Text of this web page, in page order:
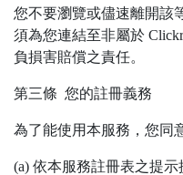
您不要瀏覽或儘速離開該
須為您連結至非屬於
負損害賠償之責任。
第三條 您的註冊義務
為了能使用本服務，您同
(a) 依本服務註冊表之提